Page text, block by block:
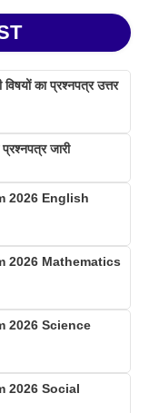
विषयों का प्रश्नपत्र उत्तर
जारी
2026 English
2026 Mathematics
2026 Science
2026 Social